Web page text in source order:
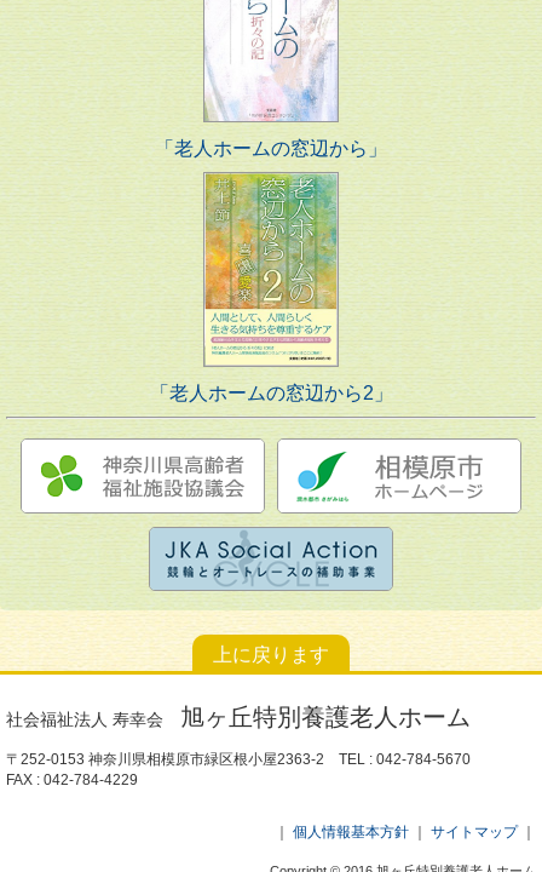
「老人ホームの窓辺から」
「老人ホームの窓辺から2」
上に戻ります
社会福祉法人 寿幸会 旭ヶ丘特別養護老人ホーム
〒252-0153 神奈川県相模原市緑区根小屋2363-2 TEL : 042-784-5670
FAX : 042-784-4229
個人情報基本方針 サイトマップ｜